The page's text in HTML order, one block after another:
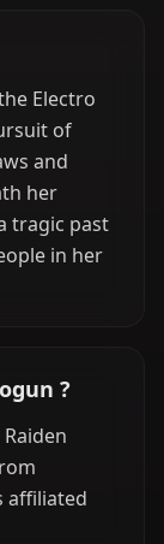
Electro
of
and
her
tragic past
in her
?
affiliated